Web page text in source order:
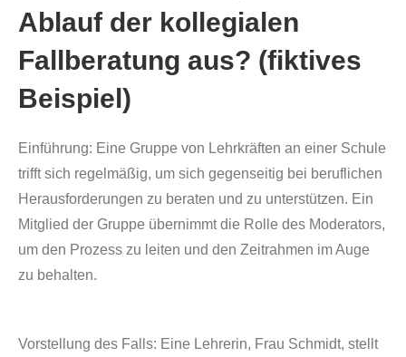
Ablauf der kollegialen
Fallberatung aus? (fiktives
Beispiel)
Einführung: Eine Gruppe von Lehrkräften an einer Schule
trifft sich regelmäßig, um sich gegenseitig bei beruflichen
Herausforderungen zu beraten und zu unterstützen. Ein
Mitglied der Gruppe übernimmt die Rolle des Moderators,
um den Prozess zu leiten und den Zeitrahmen im Auge
zu behalten.
Vorstellung des Falls: Eine Lehrerin, Frau Schmidt, stellt